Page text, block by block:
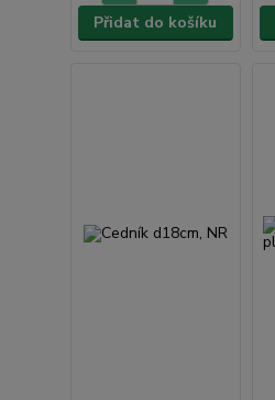
Přidat do košíku